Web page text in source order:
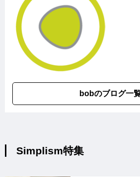
bobのブログ一
Simplism特集